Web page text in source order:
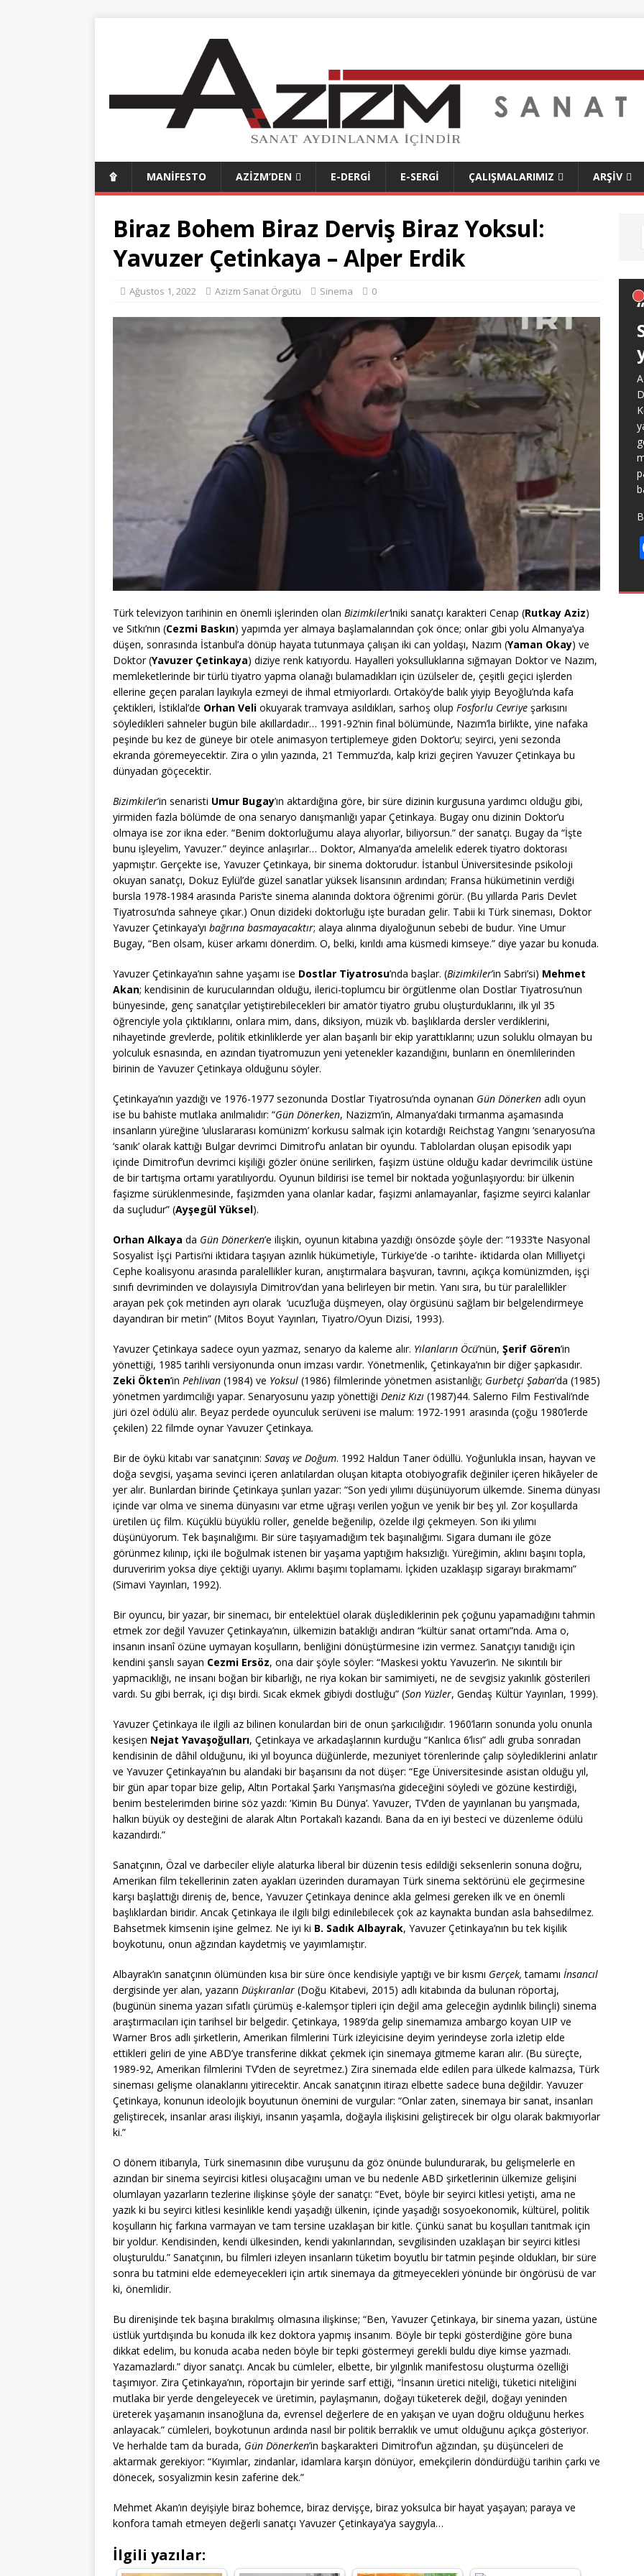
۩ MANIFESTO AZIZM’DEN E-DERGI E-SERGI ÇALIŞMALARIMIZ ARŞIV
Biraz Bohem Biraz Derviş Biraz Yoksul:
Yavuzer Çetinkaya – Alper Erdik
Ağustos 1, 2022 Azizm Sanat Örgütü Sinema 0
Türk televizyon tarihinin en önemli işlerinden olan Bizimkiler’iniki sanatçı karakteri Cenap (Rutkay Aziz)
ve Sıtkı’nın (Cezmi Baskın) yapımda yer almaya başlamalarından çok önce; onlar gibi yolu Almanya’ya
düşen, sonrasında İstanbul’a dönüp hayata tutunmaya çalışan iki can yoldaşı, Nazım (Yaman Okay) ve
Doktor (Yavuzer Çetinkaya) diziye renk katıyordu. Hayalleri yoksulluklarına sığmayan Doktor ve Nazım,
memleketlerinde bir türlü tiyatro yapma olanağı bulamadıkları için üzülseler de, çeşitli geçici işlerden
ellerine geçen paraları layıkıyla ezmeyi de ihmal etmiyorlardı. Ortaköy’de balık yiyip Beyoğlu’nda kafa
çektikleri, İstiklal’de Orhan Veli okuyarak tramvaya asıldıkları, sarhoş olup Fosforlu Cevriye şarkısını
söyledikleri sahneler bugün bile akıllardadır… 1991-92’nin final bölümünde, Nazım’la birlikte, yine nafaka
peşinde bu kez de güneye bir otele animasyon tertiplemeye giden Doktor’u; seyirci, yeni sezonda
ekranda göremeyecektir. Zira o yılın yazında, 21 Temmuz’da, kalp krizi geçiren Yavuzer Çetinkaya bu
dünyadan göçecektir.
Bizimkiler’in senaristi Umur Bugay’ın aktardığına göre, bir süre dizinin kurgusuna yardımcı olduğu gibi,
yirmiden fazla bölümde de ona senaryo danışmanlığı yapar Çetinkaya. Bugay onu dizinin Doktor’u
olmaya ise zor ikna eder. “Benim doktorluğumu alaya alıyorlar, biliyorsun.” der sanatçı. Bugay da “İşte
bunu işleyelim, Yavuzer.” deyince anlaşırlar… Doktor, Almanya’da amelelik ederek tiyatro doktorası
yapmıştır. Gerçekte ise, Yavuzer Çetinkaya, bir sinema doktorudur. İstanbul Üniversitesinde psikoloji
okuyan sanatçı, Dokuz Eylül’de güzel sanatlar yüksek lisansının ardından; Fransa hükümetinin verdiği
bursla 1978-1984 arasında Paris’te sinema alanında doktora öğrenimi görür. (Bu yıllarda Paris Devlet
Tiyatrosu’nda sahneye çıkar.) Onun dizideki doktorluğu işte buradan gelir. Tabii ki Türk sineması, Doktor
Yavuzer Çetinkaya’yı bağrına basmayacaktır; alaya alınma diyaloğunun sebebi de budur. Yine Umur
Bugay, “Ben olsam, küser arkamı dönerdim. O, belki, kırıldı ama küsmedi kimseye.” diye yazar bu konuda.
Yavuzer Çetinkaya’nın sahne yaşamı ise Dostlar Tiyatrosu’nda başlar. (Bizimkiler’in Sabri’si) Mehmet
Akan; kendisinin de kurucularından olduğu, ilerici-toplumcu bir örgütlenme olan Dostlar Tiyatrosu’nun
bünyesinde, genç sanatçılar yetiştirebilecekleri bir amatör tiyatro grubu oluşturduklarını, ilk yıl 35
öğrenciyle yola çıktıklarını, onlara mim, dans, diksiyon, müzik vb. başlıklarda dersler verdiklerini,
nihayetinde grevlerde, politik etkinliklerde yer alan başarılı bir ekip yarattıklarını; uzun soluklu olmayan bu
yolculuk esnasında, en azından tiyatromuzun yeni yetenekler kazandığını, bunların en önemlilerinden
birinin de Yavuzer Çetinkaya olduğunu söyler.
Çetinkaya’nın yazdığı ve 1976-1977 sezonunda Dostlar Tiyatrosu’nda oynanan Gün Dönerken adlı oyun
ise bu bahiste mutlaka anılmalıdır: “Gün Dönerken, Nazizm’in, Almanya’daki tırmanma aşamasında
insanların yüreğine ‘uluslararası komünizm’ korkusu salmak için kotardığı Reichstag Yangını ‘senaryosu’na
‘sanık’ olarak kattığı Bulgar devrimci Dimitrof’u anlatan bir oyundu. Tablolardan oluşan episodik yapı
içinde Dimitrof’un devrimci kişiliği gözler önüne serilirken, faşizm üstüne olduğu kadar devrimcilik üstüne
de bir tartışma ortamı yaratılıyordu. Oyunun bildirisi ise temel bir noktada yoğunlaşıyordu: bir ülkenin
faşizme sürüklenmesinde, faşizmden yana olanlar kadar, faşizmi anlamayanlar, faşizme seyirci kalanlar
da suçludur” (Ayşegül Yüksel).
Orhan Alkaya da Gün Dönerken’e ilişkin, oyunun kitabına yazdığı önsözde şöyle der: “1933’te Nasyonal
Sosyalist İşçi Partisi’ni iktidara taşıyan azınlık hükümetiyle, Türkiye’de -o tarihte- iktidarda olan Milliyetçi
Cephe koalisyonu arasında paralellikler kuran, anıştırmalara başvuran, tavrını, açıkça komünizmden, işçi
sınıfı devriminden ve dolayısıyla Dimitrov’dan yana belirleyen bir metin. Yanı sıra, bu tür paralellikler
arayan pek çok metinden ayrı olarak ‘ucuz’luğa düşmeyen, olay örgüsünü sağlam bir belgelendirmeye
dayandıran bir metin” (Mitos Boyut Yayınları, Tiyatro/Oyun Dizisi, 1993).
Yavuzer Çetinkaya sadece oyun yazmaz, senaryo da kaleme alır. Yılanların Öcü’nün, Şerif Gören’in
yönettiği, 1985 tarihli versiyonunda onun imzası vardır. Yönetmenlik, Çetinkaya’nın bir diğer şapkasıdır.
Zeki Ökten’in Pehlivan (1984) ve Yoksul (1986) filmlerinde yönetmen asistanlığı; Gurbetçi Şaban’da (1985)
yönetmen yardımcılığı yapar. Senaryosunu yazıp yönettiği Deniz Kızı (1987)44. Salerno Film Festivali’nde
jüri özel ödülü alır. Beyaz perdede oyunculuk serüveni ise malum: 1972-1991 arasında (çoğu 1980’lerde
çekilen) 22 filmde oynar Yavuzer Çetinkaya.
Bir de öykü kitabı var sanatçının: Savaş ve Doğum. 1992 Haldun Taner ödüllü. Yoğunlukla insan, hayvan ve
doğa sevgisi, yaşama sevinci içeren anlatılardan oluşan kitapta otobiyografik değiniler içeren hikâyeler de
yer alır. Bunlardan birinde Çetinkaya şunları yazar: “Son yedi yılımı düşünüyorum ülkemde. Sinema dünyası
içinde var olma ve sinema dünyasını var etme uğraşı verilen yoğun ve yenik bir beş yıl. Zor koşullarda
üretilen üç film. Küçüklü büyüklü roller, genelde beğenilip, özelde ilgi çekmeyen. Son iki yılımı
düşünüyorum. Tek başınalığımı. Bir süre taşıyamadığım tek başınalığımı. Sigara dumanı ile göze
görünmez kılınıp, içki ile boğulmak istenen bir yaşama yaptığım haksızlığı. Yüreğimin, aklını başını topla,
duruveririm yoksa diye çektiği uyarıyı. Aklımı başımı toplamamı. İçkiden uzaklaşıp sigarayı bırakmamı”
(Simavi Yayınları, 1992).
Bir oyuncu, bir yazar, bir sinemacı, bir entelektüel olarak düşlediklerinin pek çoğunu yapamadığını tahmin
etmek zor değil Yavuzer Çetinkaya’nın, ülkemizin bataklığı andıran “kültür sanat ortamı”nda. Ama o,
insanın insanî özüne uymayan koşulların, benliğini dönüştürmesine izin vermez. Sanatçıyı tanıdığı için
kendini şanslı sayan Cezmi Ersöz, ona dair şöyle söyler: “Maskesi yoktu Yavuzer’in. Ne sıkıntılı bir
yapmacıklığı, ne insanı boğan bir kibarlığı, ne riya kokan bir samimiyeti, ne de sevgisiz yakınlık gösterileri
vardı. Su gibi berrak, içi dışı birdi. Sıcak ekmek gibiydi dostluğu” (Son Yüzler, Gendaş Kültür Yayınları, 1999).
Yavuzer Çetinkaya ile ilgili az bilinen konulardan biri de onun şarkıcılığıdır. 1960’ların sonunda yolu onunla
kesişen Nejat Yavaşoğulları, Çetinkaya ve arkadaşlarının kurduğu “Kanlıca 6’lısı” adlı gruba sonradan
kendisinin de dâhil olduğunu, iki yıl boyunca düğünlerde, mezuniyet törenlerinde çalıp söylediklerini anlatır
ve Yavuzer Çetinkaya’nın bu alandaki bir başarısını da not düşer: “Ege Üniversitesinde asistan olduğu yıl,
bir gün apar topar bize gelip, Altın Portakal Şarkı Yarışması’na gideceğini söyledi ve gözüne kestirdiği,
benim bestelerimden birine söz yazdı: ‘Kimin Bu Dünya’. Yavuzer, TV’den de yayınlanan bu yarışmada,
halkın büyük oy desteğini de alarak Altın Portakal’ı kazandı. Bana da en iyi besteci ve düzenleme ödülü
kazandırdı.”
Sanatçının, Özal ve darbeciler eliyle alaturka liberal bir düzenin tesis edildiği seksenlerin sonuna doğru,
Amerikan film tekellerinin zaten ayakları üzerinden duramayan Türk sinema sektörünü ele geçirmesine
karşı başlattığı direniş de, bence, Yavuzer Çetinkaya denince akla gelmesi gereken ilk ve en önemli
başlıklardan biridir. Ancak Çetinkaya ile ilgili bilgi edinilebilecek çok az kaynakta bundan asla bahsedilmez.
Bahsetmek kimsenin işine gelmez. Ne iyi ki B. Sadık Albayrak, Yavuzer Çetinkaya’nın bu tek kişilik
boykotunu, onun ağzından kaydetmiş ve yayımlamıştır.
Albayrak’ın sanatçının ölümünden kısa bir süre önce kendisiyle yaptığı ve bir kısmı Gerçek,tamamı İnsancıl
dergisinde yer alan, yazarın Düşkıranlar (Doğu Kitabevi, 2015) adlı kitabında da bulunan röportaj,
(bugünün sinema yazarı sıfatlı çürümüş e-kalemşor tipleri için değil ama geleceğin aydınlık bilinçli) sinema
araştırmacıları için tarihsel bir belgedir. Çetinkaya, 1989’da gelip sinemamıza ambargo koyan UIP ve
Warner Bros adlı şirketlerin, Amerikan filmlerini Türk izleyicisine deyim yerindeyse zorla izletip elde
ettikleri geliri de yine ABD’ye transferine dikkat çekmek için sinemaya gitmeme kararı alır. (Bu süreçte,
1989-92, Amerikan filmlerini TV’den de seyretmez.) Zira sinemada elde edilen para ülkede kalmazsa, Türk
sineması gelişme olanaklarını yitirecektir. Ancak sanatçının itirazı elbette sadece buna değildir. Yavuzer
Çetinkaya, konunun ideolojik boyutunun önemini de vurgular: “Onlar zaten, sinemaya bir sanat, insanları
geliştirecek, insanlar arası ilişkiyi, insanın yaşamla, doğayla ilişkisini geliştirecek bir olgu olarak bakmıyorlar
ki.”
O dönem itibarıyla, Türk sinemasının dibe vuruşunu da göz önünde bulundurarak, bu gelişmelerle en
azından bir sinema seyircisi kitlesi oluşacağını uman ve bu nedenle ABD şirketlerinin ülkemize gelişini
olumlayan yazarların tezlerine ilişkinse şöyle der sanatçı: “Evet, böyle bir seyirci kitlesi yetişti, ama ne
yazık ki bu seyirci kitlesi kesinlikle kendi yaşadığı ülkenin, içinde yaşadığı sosyoekonomik, kültürel, politik
koşulların hiç farkına varmayan ve tam tersine uzaklaşan bir kitle. Çünkü sanat bu koşulları tanıtmak için
bir yoldur. Kendisinden, kendi ülkesinden, kendi yakınlarından, sevgilisinden uzaklaşan bir seyirci kitlesi
oluşturuldu.” Sanatçının, bu filmleri izleyen insanların tüketim boyutlu bir tatmin peşinde oldukları, bir süre
sonra bu tatmini elde edemeyecekleri için artık sinemaya da gitmeyecekleri yönünde bir öngörüsü de var
ki, önemlidir.
Bu direnişinde tek başına bırakılmış olmasına ilişkinse; “Ben, Yavuzer Çetinkaya, bir sinema yazarı, üstüne
üstlük yurtdışında bu konuda ilk kez doktora yapmış insanım. Böyle bir tepki gösterdiğine göre buna
dikkat edelim, bu konuda acaba neden böyle bir tepki göstermeyi gerekli buldu diye kimse yazmadı.
Yazamazlardı.” diyor sanatçı. Ancak bu cümleler, elbette, bir yılgınlık manifestosu oluşturma özelliği
taşımıyor. Zira Çetinkaya’nın, röportajın bir yerinde sarf ettiği, “İnsanın üretici niteliği, tüketici niteliğini
mutlaka bir yerde dengeleyecek ve üretimin, paylaşmanın, doğayı tüketerek değil, doğayı yeninden
üreterek yaşamanın insanoğluna da, evrensel değerlere de en yakışan ve uyan doğru olduğunu herkes
anlayacak.” cümleleri, boykotunun ardında nasıl bir politik berraklık ve umut olduğunu açıkça gösteriyor.
Ve herhalde tam da burada, Gün Dönerken’in başkarakteri Dimitrof’un ağzından, şu düşünceleri de
aktarmak gerekiyor: “Kıyımlar, zindanlar, idamlara karşın dönüyor, emekçilerin döndürdüğü tarihin çarkı ve
dönecek, sosyalizmin kesin zaferine dek.”
Mehmet Akan’ın deyişiyle biraz bohemce, biraz dervişçe, biraz yoksulca bir hayat yaşayan; paraya ve
konfora tamah etmeyen değerli sanatçı Yavuzer Çetinkaya’ya saygıyla…
İlgili yazılar: